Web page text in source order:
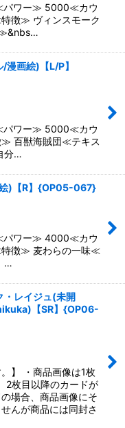
ワー≫ 5000≪カウ
徴≫ ヴィンスモーク
漫画絵)【L/P】
ワー≫ 5000≪カウ
百獣海賊団≪テキス
分…
絵)【R】{OP05-067}
ワー≫ 4000≪カウ
徴≫ 麦わらの一味≪
…
・レイジュ(未開
【SR】{OP06-
】 ・商品画像は1枚
2枚目以降のカードが
場合、商品画像にそ
んが商品には同封さ